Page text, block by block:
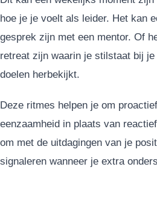
hoe je je voelt als leider. Het kan
gesprek zijn met een mentor. Of
retreat zijn waarin je stilstaat bij
doelen herbekijkt.
Deze ritmes helpen je om
eenzaamheid in plaats van
om met de uitdagingen van je
signaleren wanneer je extra